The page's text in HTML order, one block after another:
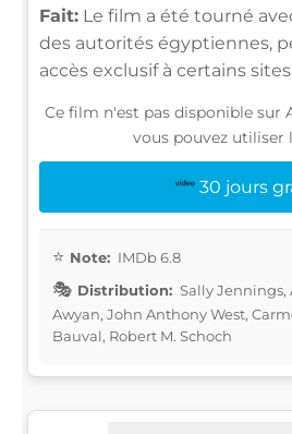
Fait: Le film a été tourné
des autorités égyptiennes,
accès exclusif à certains
Ce film n'est pas disponible sur
vous pouvez utiliser
30 jours
Note: IMDb 6.8
Distribution: Sally
Awyan, John Anthony West,
Bauval, Robert M. Schoch